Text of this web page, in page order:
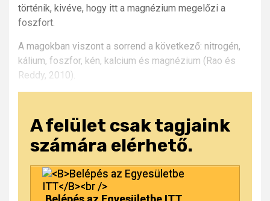
történik, kivéve, hogy itt a magnézium megelőzi a
foszfort.
A magokban viszont a sorrend a következő: nitrogén,
kálium, foszfor, kén, kalcium és magnézium (Rao és
Reddy, 2010).
A felület csak tagjaink
számára elérhető.